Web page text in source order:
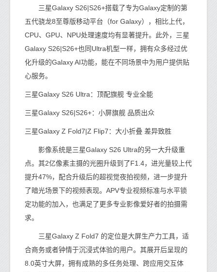
三星Galaxy S26|S26+搭载了专为Galaxy定制的第
五代骁龙8至尊版移动平台（for Galaxy），相比上代，
CPU、GPU、NPU处理速度均有显著提升。此外，三星
Galaxy S26|S26+也同Ultra机型一样，拥有众多经过优
化升级的Galaxy AI功能，能在不同场景中为用户提供贴
心服务。
三星Galaxy S26 Ultra：顶配旗舰 专业全能
三星Galaxy S26|S26+：小屏旗舰 品质出众
三星Galaxy Z Fold7|Z Flip7：大小折叠 差异致胜
影像系统是三星Galaxy S26 Ultra的另一大升级重
点。其2亿像素主摄的光圈升级到了F1.4，进光量较上代
提升47%，配合升级后的超视觉夜拍视频，进一步提升
了暗光场景下的视频表现。APV专业视频标准与水平锁
定功能的加入，也满足了更多专业影像爱好者的拍摄需
求。
三星Galaxy Z Fold7 的定位是大屏生产力工具，适
合商务或者钟情于沉浸式体验的用户。其展开后呈现的
8.0英寸大屏，拥有成熟的多任务处理、跨应用交互体